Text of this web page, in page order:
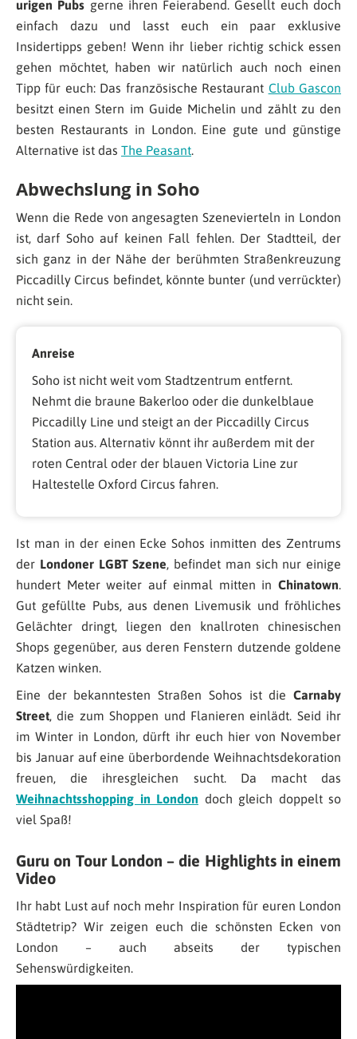
urigen Pubs gerne ihren Feierabend. Gesellt euch doch
einfach dazu und lasst euch ein paar exklusive
Insidertipps geben! Wenn ihr lieber richtig schick essen
gehen möchtet, haben wir natürlich auch noch einen
Tipp für euch: Das französische Restaurant Club Gascon
besitzt einen Stern im Guide Michelin und zählt zu den
besten Restaurants in London. Eine gute und günstige
Alternative ist das The Peasant.
Abwechslung in Soho
Wenn die Rede von angesagten Szenevierteln in London
ist, darf Soho auf keinen Fall fehlen. Der Stadtteil, der
sich ganz in der Nähe der berühmten Straßenkreuzung
Piccadilly Circus befindet, könnte bunter (und verrückter)
nicht sein.
Anreise
Soho ist nicht weit vom Stadtzentrum entfernt.
Nehmt die braune Bakerloo oder die dunkelblaue
Piccadilly Line und steigt an der Piccadilly Circus
Station aus. Alternativ könnt ihr außerdem mit der
roten Central oder der blauen Victoria Line zur
Haltestelle Oxford Circus fahren.
Ist man in der einen Ecke Sohos inmitten des Zentrums
der Londoner LGBT Szene, befindet man sich nur einige
hundert Meter weiter auf einmal mitten in Chinatown.
Gut gefüllte Pubs, aus denen Livemusik und fröhliches
Gelächter dringt, liegen den knallroten chinesischen
Shops gegenüber, aus deren Fenstern dutzende goldene
Katzen winken.
Eine der bekanntesten Straßen Sohos ist die Carnaby
Street, die zum Shoppen und Flanieren einlädt. Seid ihr
im Winter in London, dürft ihr euch hier von November
bis Januar auf eine überbordende Weihnachtsdekoration
freuen, die ihresgleichen sucht. Da macht das
Weihnachtsshopping in London doch gleich doppelt so
viel Spaß!
Guru on Tour London – die Highlights in einem
Video
Ihr habt Lust auf noch mehr Inspiration für euren London
Städtetrip? Wir zeigen euch die schönsten Ecken von
London – auch abseits der typischen
Sehenswürdigkeiten.